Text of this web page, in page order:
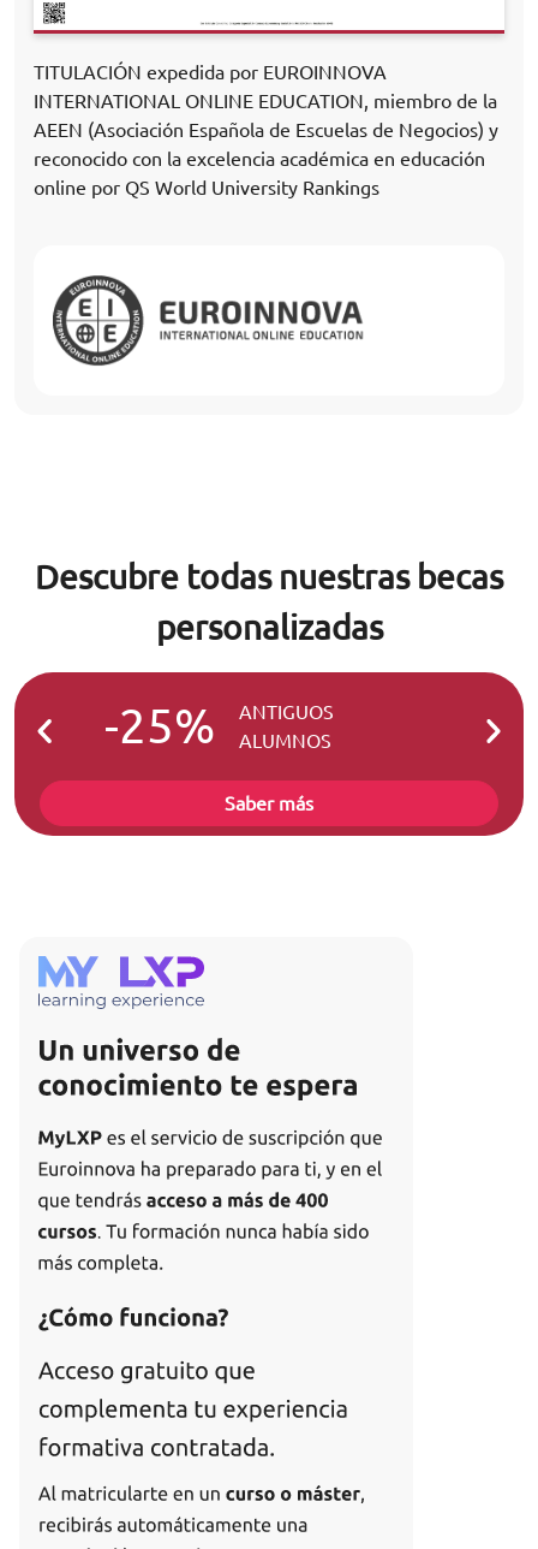
TITULACIÓN expedida por EUROINNOVA
INTERNATIONAL ONLINE EDUCATION, miembro de la
AEEN (Asociación Española de Escuelas de Negocios) y
reconocido con la excelencia académica en educación
online por QS World University Rankings
Descubre todas nuestras becas
personalizadas
-25%
ANTIGUOS
ALUMNOS
-
Saber más